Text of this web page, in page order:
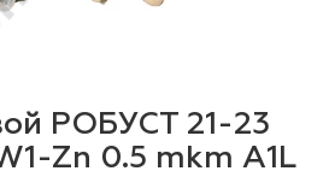
РОБУСТ 21-23
Zn 0.5 mkm A1L